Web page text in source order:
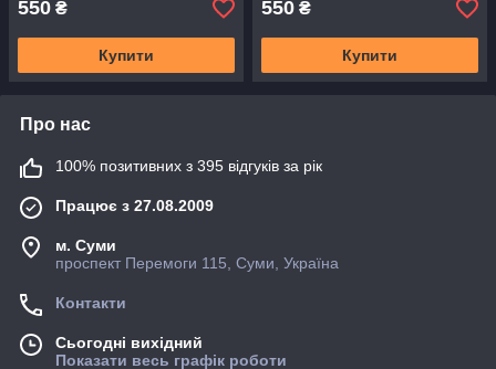
550 ₴
Купити
550 ₴
Купити
Про нас
100% позитивних з 395 відгуків за рік
Працює з 27.08.2009
м. Суми
проспект Перемоги 115, Суми, Україна
Контакти
Сьогодні вихідний
Показати весь графік роботи